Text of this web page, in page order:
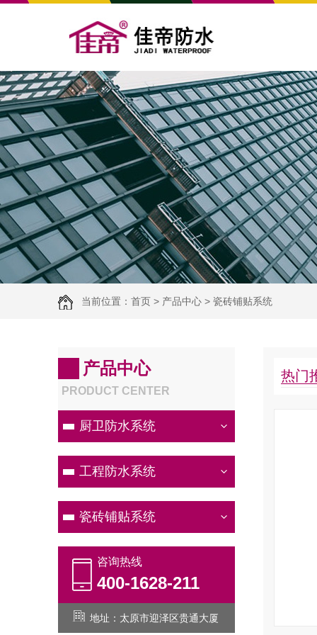
当前位置： 首页 > 产品中心 > 瓷砖铺贴系统
产品中心
PRODUCT CENTER
厨卫防水系统
工程防水系统
瓷砖铺贴系统
咨询热线
400-1628-211
地址：太原市迎泽区贵通大厦
热门
贴砖宝
一、 产品说明 佳帝贴砖宝--高效瓷砖粘结剂是采
用欧洲*技术与原料配方，由高效活性胶凝材料、矿
新型可靠的专用于墙地砖粘贴的产品！二、产品特点
1、与水泥...
查看详情
咨询热线